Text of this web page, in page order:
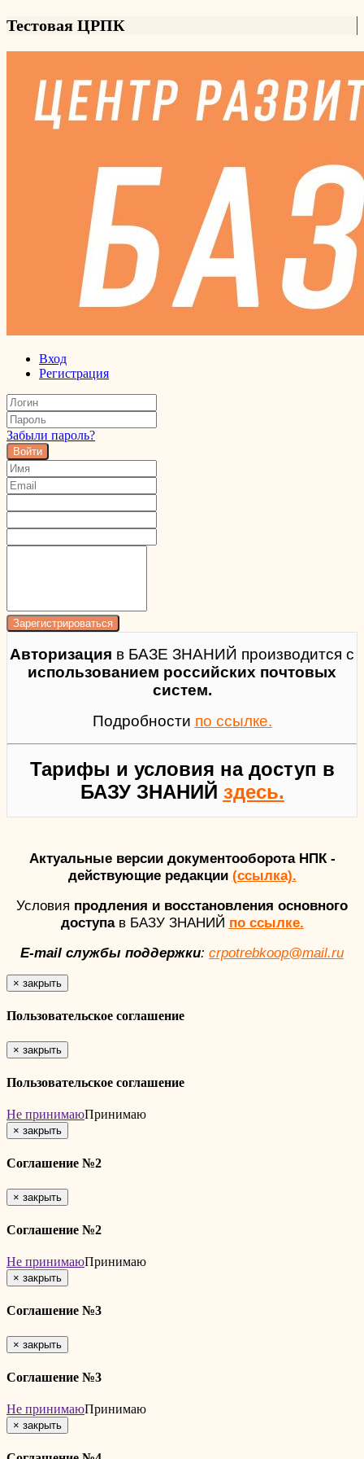
Тестовая ЦРПК
Вход
Регистрация
Забыли пароль?
Войти
Авторизация в БАЗЕ ЗНАНИЙ производится с
использованием российских почтовых
систем.
Подробности по ссылке.
Тарифы и условия на доступ в
БАЗУ ЗНАНИЙ здесь.
Актуальные версии документооборота НПК -
действующие редакции (ссылка).
Условия продления и восстановления основного
доступав БАЗУ ЗНАНИЙ по ссылке.
E-mail службы поддержки: crpotrebkoop@mail.ru
× закрыть
Пользовательское соглашение
× закрыть
Пользовательское соглашение
Не принимаюПринимаю
× закрыть
Соглашение №2
× закрыть
Соглашение №2
Не принимаюПринимаю
× закрыть
Соглашение №3
× закрыть
Соглашение №3
Не принимаюПринимаю
× закрыть